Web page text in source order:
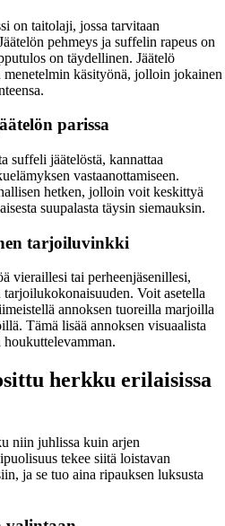
on taitolaji, jossa tarvitaan
pehmeys ja suffelin rapeus on
on täydellinen. Jäätelö
menetelmin käsityönä, jolloin jokainen
parissa
suffeli jäätelöstä, kannattaa
vastaanottamiseen.
hetken, jolloin voit keskittyä
suupalasta täysin siemauksin.
tarjoiluvinkki
vieraillesi tai perheenjäsenillesi,
Voit asetella
annoksen tuoreilla marjoilla
Tämä lisää annoksen visuaalista
houkuttelevamman.
herkku erilaisissa
niin juhlissa kuin arjen
tekee siitä loistavan
ja se tuo aina ripauksen luksusta